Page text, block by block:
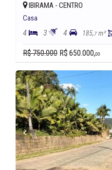
IBIRAMA - CENTRO
Casa
4 3 4 185,7 m²
R$ 750.000 R$ 650.000,00